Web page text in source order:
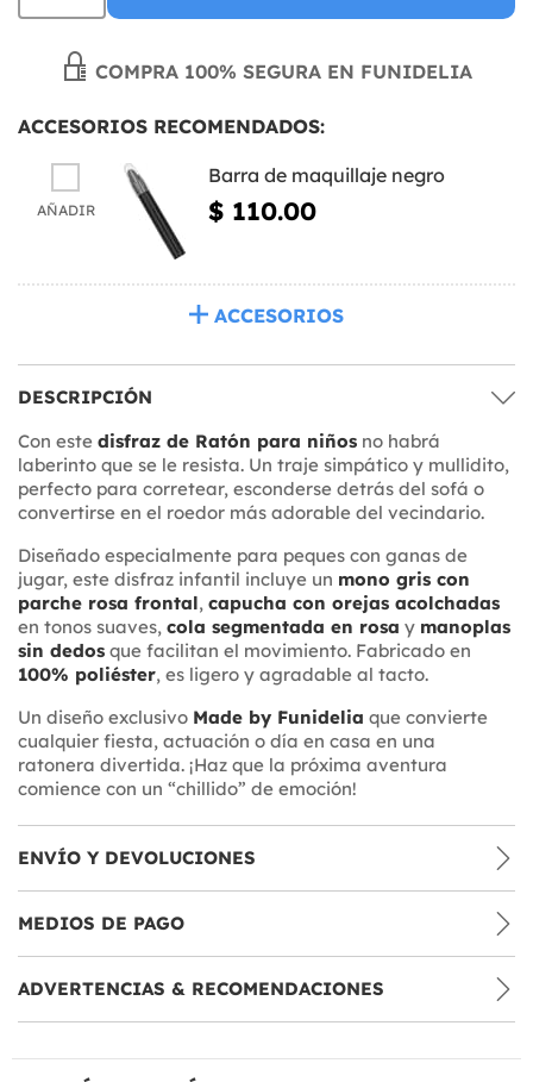
COMPRA 100% SEGURA EN FUNIDELIA
ACCESORIOS RECOMENDADOS:
AÑADIR
Barra de maquillaje negro
$ 110.00
ACCESORIOS
DESCRIPCIÓN
Con este disfraz de Ratón para niños no habrá
laberinto que se le resista. Un traje simpático y mullidito,
perfecto para corretear, esconderse detrás del sofá o
convertirse en el roedor más adorable del vecindario.
Diseñado especialmente para peques con ganas de
jugar, este disfraz infantil incluye un mono gris con
parche rosa frontal, capucha con orejas acolchadas
en tonos suaves, cola segmentada en rosa y manoplas
sin dedos que facilitan el movimiento. Fabricado en
100% poliéster, es ligero y agradable al tacto.
Un diseño exclusivo Made by Funidelia que convierte
cualquier fiesta, actuación o día en casa en una
ratonera divertida. ¡Haz que la próxima aventura
comience con un “chillido” de emoción!
ENVÍO Y DEVOLUCIONES
MEDIOS DE PAGO
ADVERTENCIAS & RECOMENDACIONES